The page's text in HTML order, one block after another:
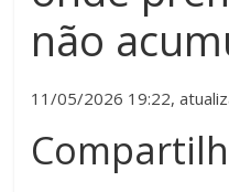
não
11/05/2026 19:22,